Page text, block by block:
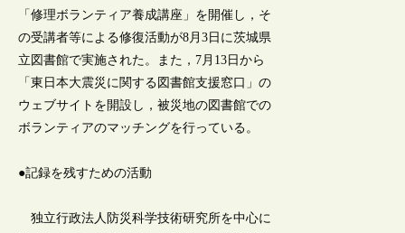
「修理ボランティア養成講座」を開催し，そ
の受講者等による修復活動が8月3日に茨城県
立図書館で実施された。また，7月13日から
「東日本大震災に関する図書館支援窓口」の
ウェブサイトを開設し，被災地の図書館での
ボランティアのマッチングを行っている。
●記録を残すための活動
独立行政法人防災科学技術研究所を中心に